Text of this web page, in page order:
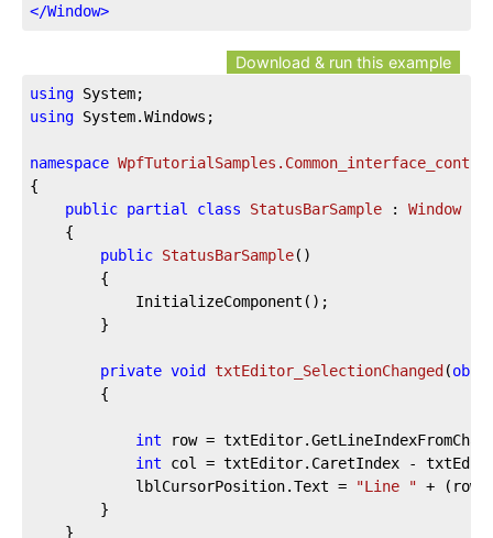
</Window>
Download & run this example
using
using System.Windows;
namespace
{
public partial class StatusBarSample : Window
public StatusBarSample( )
private void txtEditor_SelectionChanged (
int row =
int col = txtEditor.CaretIndex -
			lblCursorPosition.Text =
"Line " + (row